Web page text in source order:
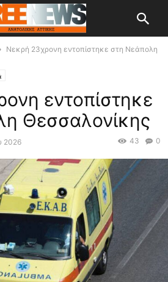
Νεκρή 23χρονη εντοπίστηκε στη Νεάπολη
εντοπίστηκε
Θεσσαλονίκης
2026 0
43